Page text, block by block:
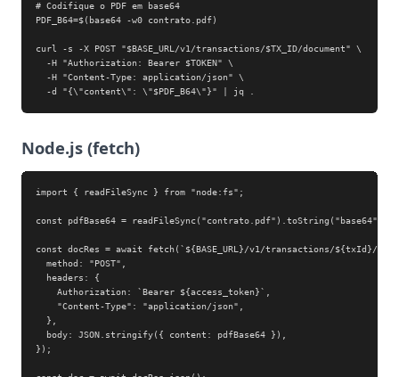
# Codifique o PDF em base64
PDF_B64=$(base64 -w0 contrato.pdf)
curl -s -X POST "$BASE_URL/v1/transactions/$TX_ID/document" \
  -H "Authorization: Bearer $TOKEN" \
  -H "Content-Type: application/json" \
  -d "{\"content\": \"$PDF_B64\"}" | jq .
Node.js (fetch)
import { readFileSync } from "node:fs";
const pdfBase64 = readFileSync("contrato.pdf").toString("base64");
const docRes = await fetch(`${BASE_URL}/v1/transactions/${txId}/
  method: "POST",
  headers: {
    Authorization: `Bearer ${access_token}`,
    "Content-Type": "application/json",
  },
  body: JSON.stringify({ content: pdfBase64 }),
});